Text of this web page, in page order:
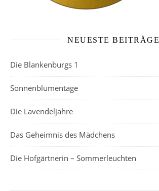
NEUESTE BEITRÄGE
Die Blankenburgs 1
Sonnenblumentage
Die Lavendeljahre
Das Geheimnis des Mädchens
Die Hofgärtnerin – Sommerleuchten